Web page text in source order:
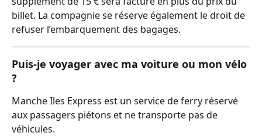
billet. La compagnie se réserve également le droit de
refuser l’embarquement des bagages.
Puis-je voyager avec ma voiture ou mon vélo
?
Manche Iles Express est un service de ferry réservé
aux passagers piétons et ne transporte pas de
véhicules.